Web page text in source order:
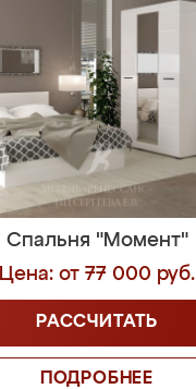
Спальня "Момент"
Цена: от 77 000 руб.
РАССЧИТАТЬ
ПОДРОБНЕЕ